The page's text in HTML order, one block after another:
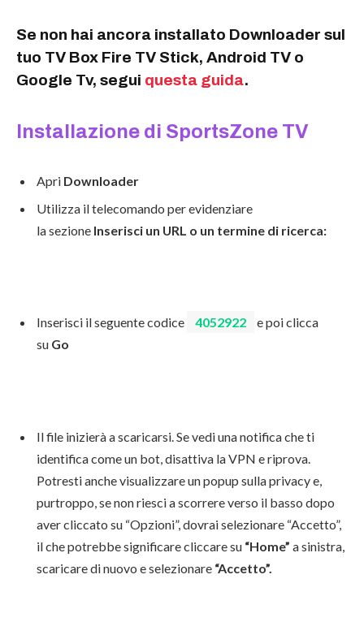
Se non hai ancora installato Downloader sul
tuo TV Box Fire TV Stick, Android TV o
Google Tv, segui questa guida.
Installazione di SportsZone TV
Apri Downloader
Utilizza il telecomando per evidenziare
la sezione Inserisci un URL o un termine di ricerca:
Inserisci il seguente codice 4052922
e poi clicca
su Go
Il file inizierà a scaricarsi. Se vedi una notifica che ti
identifica come un bot, disattiva la VPN e riprova.
Potresti anche visualizzare un popup sulla privacy e,
purtroppo, se non riesci a scorrere verso il basso dopo
aver cliccato su “Opzioni”, dovrai selezionare “Accetto”,
il che potrebbe significare cliccare su “Home” a sinistra,
scaricare di nuovo e selezionare “Accetto”.